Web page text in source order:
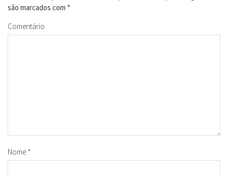
são marcados com *
Comentário
Nome *